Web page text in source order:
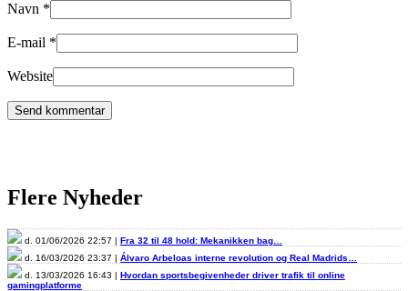
Navn *
E-mail *
Website
Flere Nyheder
d. 01/06/2026 22:57 | Fra 32 til 48 hold: Mekanikken bag…
d. 16/03/2026 23:37 | Álvaro Arbeloas interne revolution og Real Madrids…
d. 13/03/2026 16:43 | Hvordan sportsbegivenheder driver trafik til online
gamingplatforme